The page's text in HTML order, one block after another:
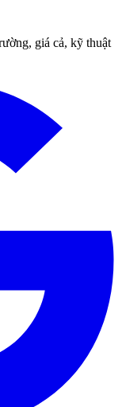
giá cả, kỹ thuật